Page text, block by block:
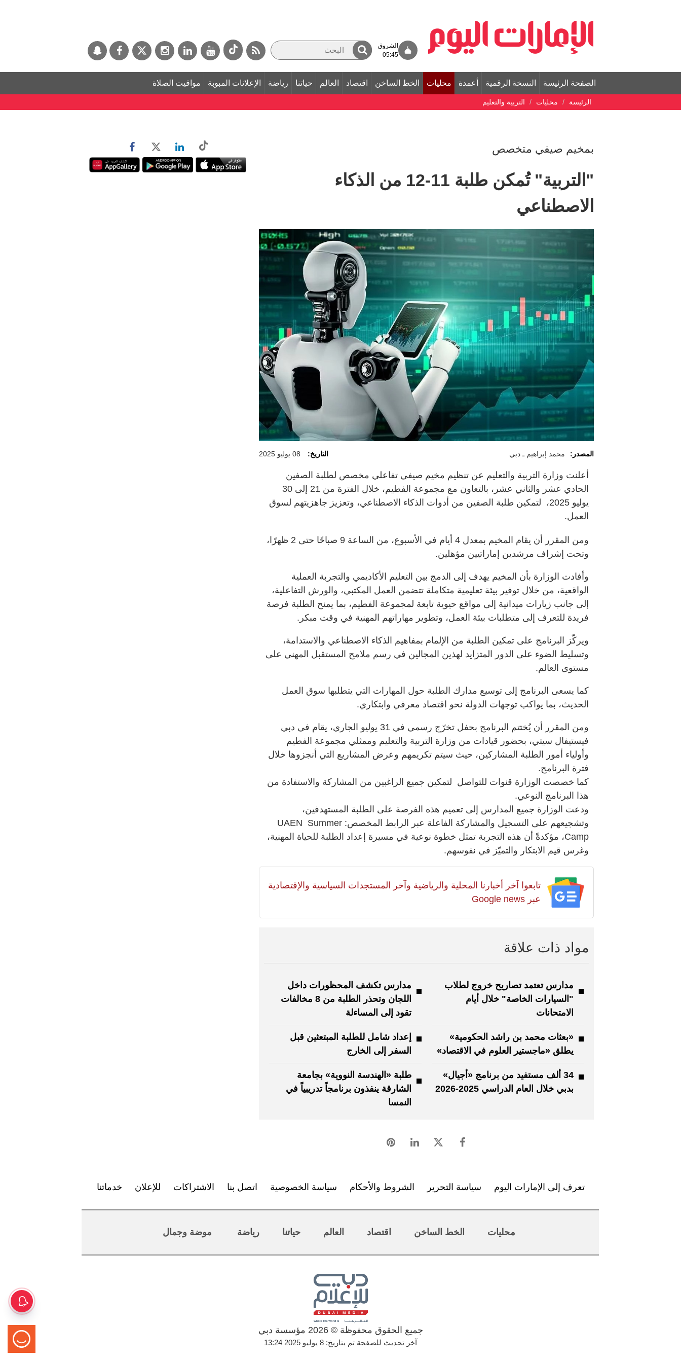
الشروق
05:45
الصفحة الرئيسة النسخة الرقمية أعمدة محليات الخط الساخن اقتصاد العالم حياتنا رياضة الإعلانات المبوبة مواقيت الصلاة
الرئيسة محليات التربية والتعليم
بمخيم صيفي متخصص
"التربية" تُمكن طلبة 11-12 من الذكاء
الاصطناعي
المصدر: محمد إبراهيم ـ دبي التاريخ: 08 يوليو 2025
أعلنت وزارة التربية والتعليم عن تنظيم مخيم صيفي تفاعلي مخصص لطلبة الصفين
الحادي عشر والثاني عشر، بالتعاون مع مجموعة الفطيم، خلال الفترة من 21 إلى 30
يوليو 2025، لتمكين طلبة الصفين من أدوات الذكاء الاصطناعي، وتعزيز جاهزيتهم لسوق
العمل.
ومن المقرر أن يقام المخيم بمعدل 4 أيام في الأسبوع، من الساعة 9 صباحًا حتى 2 ظهرًا،
وتحت إشراف مرشدين إماراتيين مؤهلين.
وأفادت الوزارة بأن المخيم يهدف إلى الدمج بين التعليم الأكاديمي والتجربة العملية
الواقعية، من خلال توفير بيئة تعليمية متكاملة تتضمن العمل المكتبي، والورش التفاعلية،
إلى جانب زيارات ميدانية إلى مواقع حيوية تابعة لمجموعة الفطيم، بما يمنح الطلبة فرصة
فريدة للتعرف إلى متطلبات بيئة العمل، وتطوير مهاراتهم المهنية في وقت مبكر.
ويركّز البرنامج على تمكين الطلبة من الإلمام بمفاهيم الذكاء الاصطناعي والاستدامة،
وتسليط الضوء على الدور المتزايد لهذين المجالين في رسم ملامح المستقبل المهني على
مستوى العالم.
كما يسعى البرنامج إلى توسيع مدارك الطلبة حول المهارات التي يتطلبها سوق العمل
الحديث، بما يواكب توجهات الدولة نحو اقتصاد معرفي وابتكاري.
ومن المقرر أن يُختتم البرنامج بحفل تخرّج رسمي في 31 يوليو الجاري، يقام في دبي
فيستيفال سيتي، بحضور قيادات من وزارة التربية والتعليم وممثلي مجموعة الفطيم
وأولياء أمور الطلبة المشاركين، حيث سيتم تكريمهم وعرض المشاريع التي أنجزوها خلال
فترة البرنامج.
كما خصصت الوزارة قنوات للتواصل لتمكين جميع الراغبين من المشاركة والاستفادة من
هذا البرنامج النوعي.
ودعت الوزارة جميع المدارس إلى تعميم هذه الفرصة على الطلبة المستهدفين،
وتشجيعهم على التسجيل والمشاركة الفاعلة عبر الرابط المخصص: UAEN Summer
Camp، مؤكدةً أن هذه التجربة تمثل خطوة نوعية في مسيرة إعداد الطلبة للحياة المهنية،
وغرس قيم الابتكار والتميّز في نفوسهم.
تابعوا آخر أخبارنا المحلية والرياضية وآخر المستجدات السياسية والإقتصادية
عبر Google news
مواد ذات علاقة
مدارس تعتمد تصاريح خروج لطلاب
"السيارات الخاصة" خلال أيام
الامتحانات
مدارس تكشف المحظورات داخل
اللجان وتحذر الطلبة من 8 مخالفات
تقود إلى المساءلة
«بعثات محمد بن راشد الحكومية»
يطلق «ماجستير العلوم في الاقتصاد»
إعداد شامل للطلبة المبتعثين قبل
السفر إلى الخارج
34 ألف مستفيد من برنامج «أجيال»
بدبي خلال العام الدراسي 2025-2026
طلبة «الهندسة النووية» بجامعة
الشارقة ينفذون برنامجاً تدريبياً في
النمسا
تعرف إلى الإمارات اليوم سياسة التحرير الشروط والأحكام سياسة الخصوصية اتصل بنا الاشتراكات للإعلان خدماتنا
محليات الخط الساخن اقتصاد العالم حياتنا رياضة موضة وجمال
جميع الحقوق محفوظة © 2026 مؤسسة دبي
آخر تحديث للصفحة تم بتاريخ: 8 يوليو 2025 13:24